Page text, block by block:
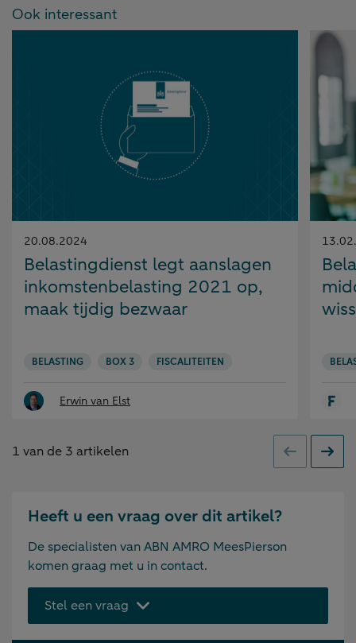
Ook interessant
Gepubliceerd
op:
20.08.2024
Belastingdienst legt aanslagen
inkomstenbelasting 2021 op,
maak tijdig bezwaar
BELASTING BOX 3 FISCALITEITEN
Erwin van Elst
op:
1 van de 3 artikelen Vorige
Heeft u een vraag over dit artikel?
De specialisten van ABN AMRO MeesPierson
komen graag met u in contact.
Stel een vraag